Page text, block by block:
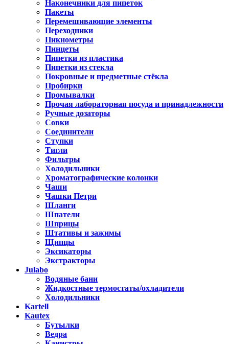
Наконечники для пипеток
Пакеты
Перемешивающие элементы
Переходники
Пикнометры
Пинцеты
Пипетки из пластика
Пипетки из стекла
Покровные и предметные стёкла
Пробирки
Промывалки
Прочая лабораторная посуда и принадлежности
Ручные дозаторы
Совки
Соединители
Ступки
Тигли
Фильтры
Холодильники
Хроматографические колонки
Чаши
Чашки Петри
Шланги
Шпатели
Шприцы
Штативы и зажимы
Щипцы
Эксикаторы
Экстракторы
Julabo
Водяные бани
Жидкостные термостаты/охладители
Холодильники
Kartell
Kautex
Бутылки
Ведра